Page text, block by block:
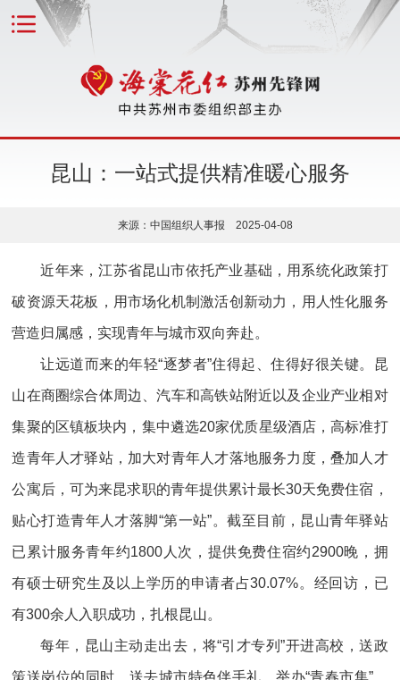
昆山：一站式提供精准暖心服务
来源：中国组织人事报 2025-04-08
近年来，江苏省昆山市依托产业基础，用系统化政策打
破资源天花板，用市场化机制激活创新动力，用人性化服务
营造归属感，实现青年与城市双向奔赴。
让远道而来的年轻“逐梦者”住得起、住得好很关键。昆
山在商圈综合体周边、汽车和高铁站附近以及企业产业相对
集聚的区镇板块内，集中遴选20家优质星级酒店，高标准打
造青年人才驿站，加大对青年人才落地服务力度，叠加人才
公寓后，可为来昆求职的青年提供累计最长30天免费住宿，
贴心打造青年人才落脚“第一站”。截至目前，昆山青年驿站
已累计服务青年约1800人次，提供免费住宿约2900晚，拥
有硕士研究生及以上学历的申请者占30.07%。经回访，已
有300余人入职成功，扎根昆山。
每年，昆山主动走出去，将“引才专列”开进高校，送政
策送岗位的同时，送去城市特色伴手礼，举办“青春市集”，